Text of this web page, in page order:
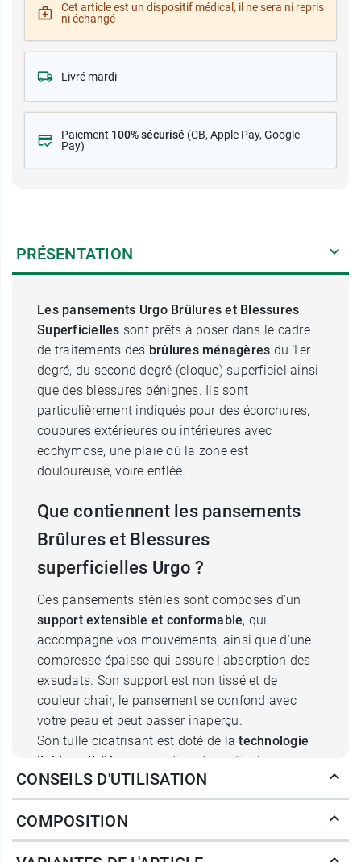
Cet article est un dispositif médical, il ne sera ni repris
ni échangé
Livré mardi
Paiement 100% sécurisé (CB, Apple Pay, Google
Pay)
PRÉSENTATION
Les pansements Urgo Brûlures et Blessures
Superficielles sont prêts à poser dans le cadre
de traitements des brûlures ménagères du 1er
degré, du second degré (cloque) superficiel ainsi
que des blessures bénignes. Ils sont
particulièrement indiqués pour des écorchures,
coupures extérieures ou intérieures avec
ecchymose, une plaie où la zone est
douloureuse, voire enflée.
Que contiennent les pansements
Brûlures et Blessures
superficielles Urgo ?
Ces pansements stériles sont composés d’un
support extensible et conformable, qui
accompagne vos mouvements, ainsi que d’une
compresse épaisse qui assure l’absorption des
exsudats. Son support est non tissé et de
couleur chair, le pansement se confond avec
votre peau et peut passer inaperçu.
Son tulle cicatrisant est doté de la technologie
lipido-colloïde
, association de particules
d’hydrocolloïde (carboxymethylcellulose) et de
vaseline, qui va favoriser la cicatrisation tout en
soulageant la douleur.
CONSEILS D'UTILISATION
COMPOSITION